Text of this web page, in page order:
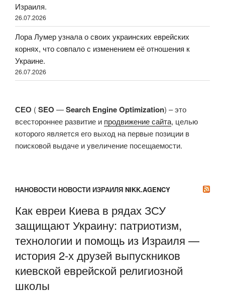
Израиля.
26.07.2026
Лора Лумер узнала о своих украинских еврейских
корнях, что совпало с изменением её отношения к
Украине.
26.07.2026
СЕО (SEO —Search Engine Optimization) – это
всестороннее развитие и продвижение сайта, целью
которого является его выход на первые позиции в
поисковой выдаче и увеличение посещаемости.
НАНОВОСТИ НОВОСТИ ИЗРАИЛЯ NIKK.AGENCY
Как евреи Киева в рядах ЗСУ
защищают Украину: патриотизм,
технологии и помощь из Израиля —
история 2-х друзей выпускников
киевской еврейской религиозной
школы